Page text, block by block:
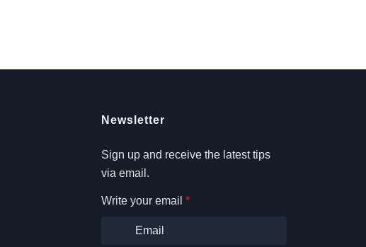
Newsletter
Sign up and receive the latest tips
via email.
Write your email *